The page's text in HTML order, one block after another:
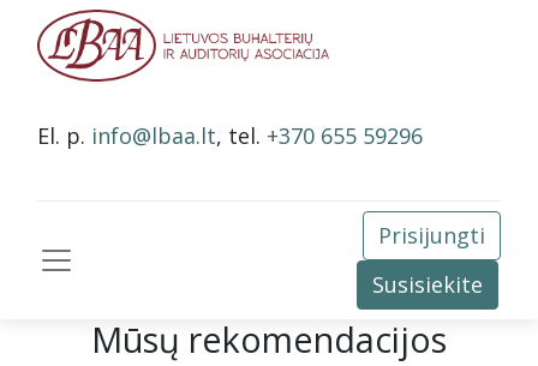
El. p. info@lbaa.lt, tel. +370 655 59296
Prisijungti
Susisiekite
Mūsų rekomendacijos